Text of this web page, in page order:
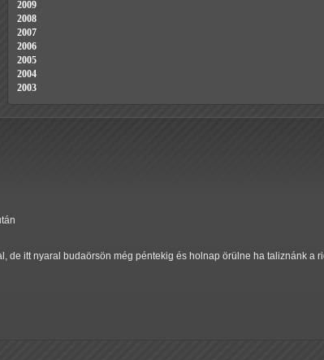
de itt nyaral budaörsön még péntekig és holnap örülne ha taliznánk a
2009
2008
2007
2006
2005
2004
2003